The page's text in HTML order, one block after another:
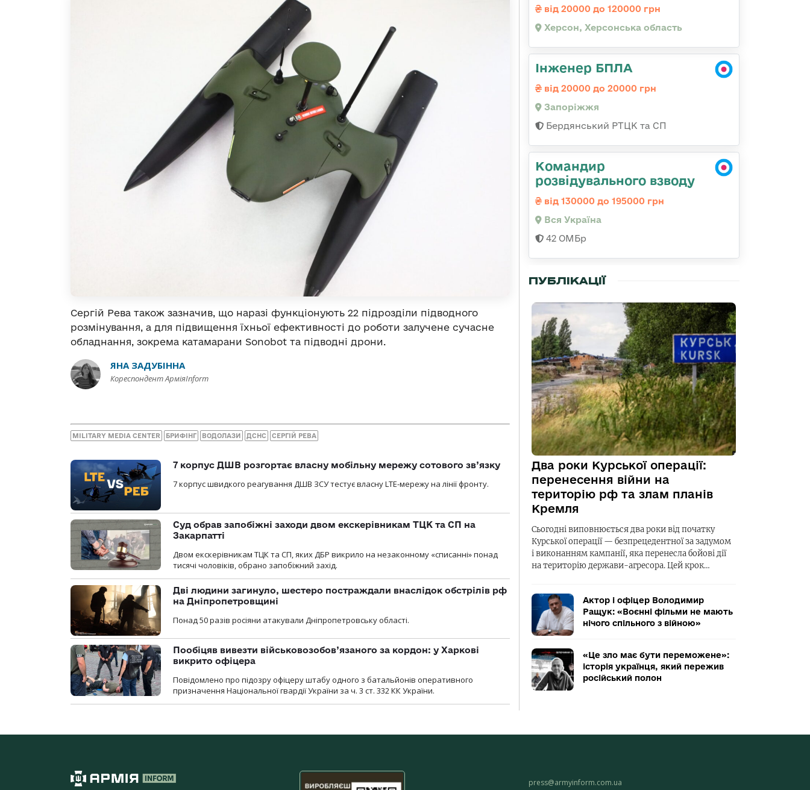
Сергій Рева також зазначив, що наразі функціонують 22 підрозділи підводного
розмінування, а для підвищення їхньої ефективності до роботи залучене сучасне
обладнання, зокрема катамарани Sonobot та підводні дрони.
ЯНА ЗАДУБІННА
Кореспондент АрміяInform
MILITARY MEDIA CENTER БРИФІНГ ВОДОЛАЗИ ДСНС СЕРГІЙ РЕВА
7 корпус ДШВ розгортає власну мобільну мережу сотового зв’язку
7 корпус швидкого реагування ДШВ ЗСУ тестує власну LTE-мережу на лінії фронту.
Суд обрав запобіжні заходи двом екскерівникам ТЦК та СП на
Закарпатті
Двом екскерівникам ТЦК та СП, яких ДБР викрило на незаконному «списанні» понад
тисячі чоловіків, обрано запобіжний захід.
Дві людини загинуло, шестеро постраждали внаслідок обстрілів рф
на Дніпропетровщині
Понад 50 разів росіяни атакували Дніпропетровську області.
Пообіцяв вивезти військовозобов’язаного за кордон: у Харкові
викрито офіцера
Повідомлено про підозру офіцеру штабу одного з батальйонів оперативного
призначення Національної гвардії України за ч. 3 ст. 332 КК України.
від 20000 до 120000 грн
Херсон, Херсонська область
Інженер БПЛА
від 20000 до 20000 грн
Запоріжжя
Бердянський РТЦК та СП
Командир
розвідувального взводу
від 130000 до 195000 грн
Вся Україна
42 ОМБр
ПУБЛІКАЦІЇ
Два роки Курської операції:
перенесення війни на
територію рф та злам планів
Кремля
Сьогодні виповнюється два роки від початку
Курської операції — безпрецедентної за задумом
і виконанням кампанії, яка перенесла бойові дії
на територію держави-агресора. Цей крок…
Актор і офіцер Володимир
Ращук: «Воєнні фільми не мають
нічого спільного з війною»
«Це зло має бути переможене»:
історія українця, який пережив
російський полон
press@armyinform.com.ua